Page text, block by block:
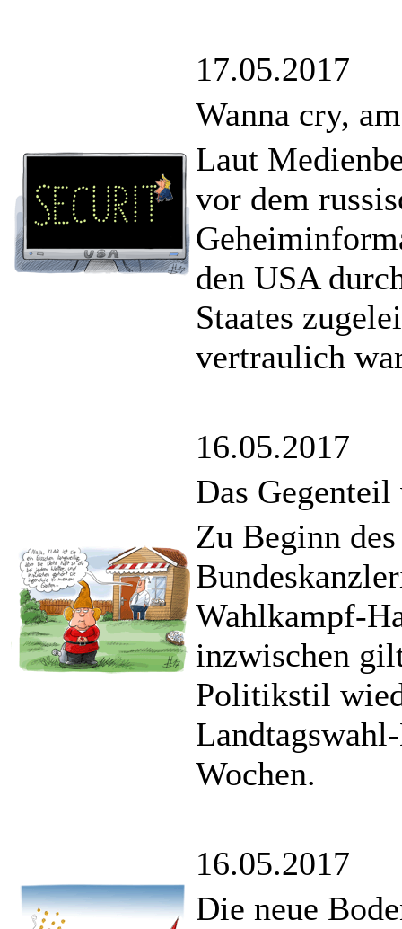
17.05.2017
Wanna cry,
Laut
vor dem
den USA
Staates
vertraulich
16.05.2017
Das
Zu Beginn
Wahlkampf-
inzwischen
Politikstil
Wochen.
16.05.2017
Die neue